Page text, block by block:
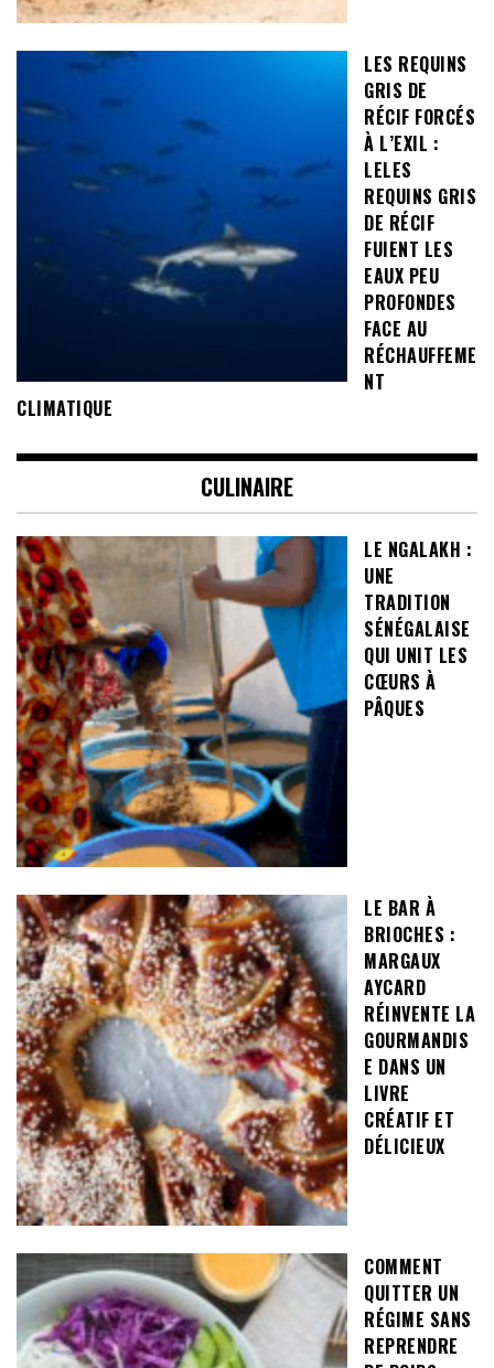
LES REQUINS
GRIS DE
RÉCIF FORCÉS
À L’EXIL :
LELES
REQUINS GRIS
DE RÉCIF
FUIENT LES
EAUX PEU
PROFONDES
FACE AU
RÉCHAUFFEME
NT
CLIMATIQUE
CULINAIRE
LE NGALAKH :
UNE
TRADITION
SÉNÉGALAISE
QUI UNIT LES
CŒURS À
PÂQUES
LE BAR À
BRIOCHES :
MARGAUX
AYCARD
RÉINVENTE LA
GOURMANDIS
E DANS UN
LIVRE
CRÉATIF ET
DÉLICIEUX
COMMENT
QUITTER UN
RÉGIME SANS
REPRENDRE